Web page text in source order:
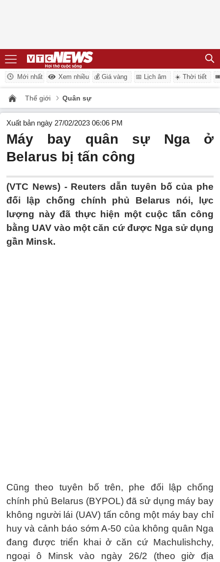
Mới nhất Xem nhiều 💰 Giá vàng 📅 Lịch âm ☀️ Thời tiết
Thế giới Quân sự
Xuất bản ngày 27/02/2023 06:06 PM
Máy bay quân sự Nga ở
Belarus bị tấn công
(VTC News) - Reuters dẫn tuyên bố của phe
đối lập chống chính phủ Belarus nói, lực
lượng này đã thực hiện một cuộc tấn công
bằng UAV vào một căn cứ được Nga sử dụng
gần Minsk.
Cũng theo tuyên bố trên, phe đối lập chống
chính phủ Belarus (BYPOL) đã sử dụng máy bay
không người lái (UAV) tấn công một máy bay chỉ
huy và cảnh báo sớm A-50 của không quân Nga
đang được triển khai ở căn cứ Machulishchy,
ngoại ô Minsk vào ngày 26/2 (theo giờ địa